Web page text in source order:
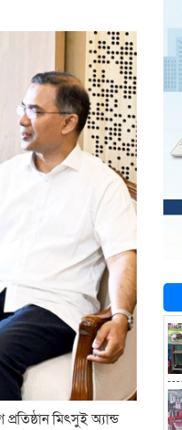
মিৎসুই অ্যান্ড